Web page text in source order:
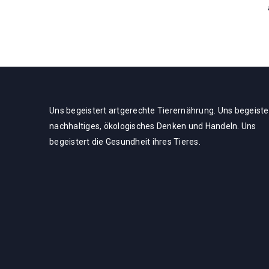
Uns begeistert artgerechte Tierernährung. Uns
nachhaltiges, ökologisches Denken und Handeln. Uns
begeistert die Gesundheit ihres Tieres.